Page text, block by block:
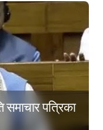
पत्रिका